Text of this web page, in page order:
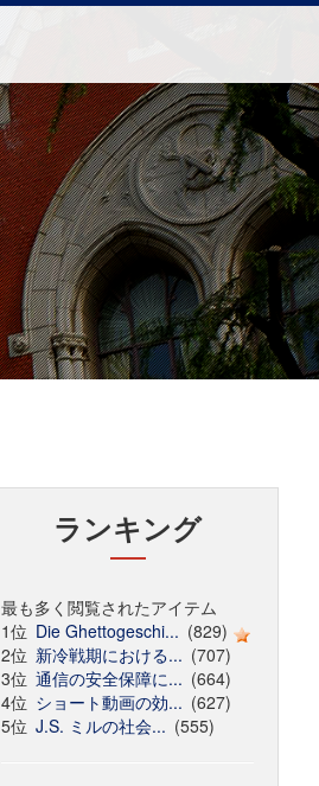
ランキング
最も多く閲覧されたアイテム
1位 Die Ghettogeschi... (829)
2位 新冷戦期における... (707)
3位 通信の安全保障に... (664)
4位 ショート動画の効... (627)
5位 J.S. ミルの社会... (555)